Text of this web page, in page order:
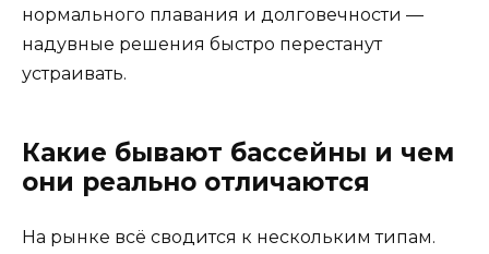
нормального плавания и долговечности —
надувные решения быстро перестанут
устраивать.
Какие бывают бассейны и чем
они реально отличаются
На рынке всё сводится к нескольким типам.